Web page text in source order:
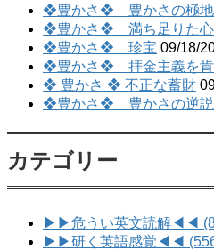
❖豊かさ❖ 豊かさの極地
❖豊かさ❖ 満ち足りた心
❖豊かさ❖ 珍宝 09/18/
❖豊かさ❖ 拝金主義を肯
❖ 豊かさ ❖ 不正な蓄財
❖豊かさ❖ 豊かさの逆説
カテゴリー
▶▶危うい英文読解◀◀
▶▶研く英語感覚◀◀